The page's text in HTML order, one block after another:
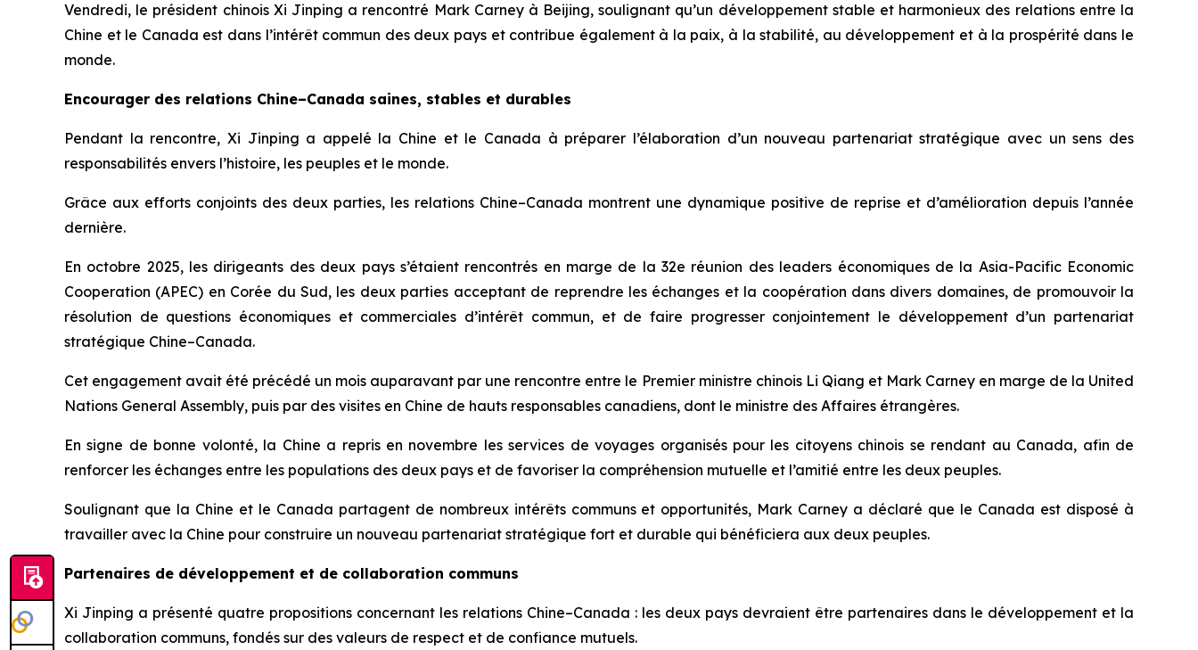
Vendredi, le président chinois Xi Jinping a rencontré Mark Carney à Beijing, soulignant qu’un développement stable et harmonieux des relations entre la
Chine et le Canada est dans l’intérêt commun des deux pays et contribue également à la paix, à la stabilité, au développement et à la prospérité dans le
monde.
Encourager des relations Chine–Canada saines, stables et durables
Pendant la rencontre, Xi Jinping a appelé la Chine et le Canada à préparer l’élaboration d’un nouveau partenariat stratégique avec un sens des
responsabilités envers l’histoire, les peuples et le monde.
Grâce aux efforts conjoints des deux parties, les relations Chine–Canada montrent une dynamique positive de reprise et d’amélioration depuis l’année
dernière.
En octobre 2025, les dirigeants des deux pays s’étaient rencontrés en marge de la 32e réunion des leaders économiques de la Asia-Pacific Economic
Cooperation (APEC) en Corée du Sud, les deux parties acceptant de reprendre les échanges et la coopération dans divers domaines, de promouvoir la
résolution de questions économiques et commerciales d’intérêt commun, et de faire progresser conjointement le développement d’un partenariat
stratégique Chine–Canada.
Cet engagement avait été précédé un mois auparavant par une rencontre entre le Premier ministre chinois Li Qiang et Mark Carney en marge de la United
Nations General Assembly, puis par des visites en Chine de hauts responsables canadiens, dont le ministre des Affaires étrangères.
En signe de bonne volonté, la Chine a repris en novembre les services de voyages organisés pour les citoyens chinois se rendant au Canada, afin de
renforcer les échanges entre les populations des deux pays et de favoriser la compréhension mutuelle et l’amitié entre les deux peuples.
Soulignant que la Chine et le Canada partagent de nombreux intérêts communs et opportunités, Mark Carney a déclaré que le Canada est disposé à
travailler avec la Chine pour construire un nouveau partenariat stratégique fort et durable qui bénéficiera aux deux peuples.
Partenaires de développement et de collaboration communs
Xi Jinping a présenté quatre propositions concernant les relations Chine–Canada : les deux pays devraient être partenaires dans le développement et la
collaboration communs, fondés sur des valeurs de respect et de confiance mutuels.